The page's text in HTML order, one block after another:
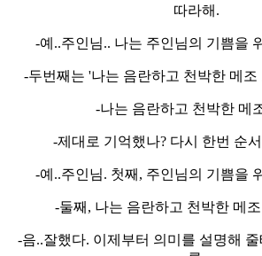
따라해.
-예..주인님.. 나는 주인님의 기쁨을
-두번째는 '나는 음란하고 천박한 메조
-나는 음란하고 천박한 메
-제대로 기억했나? 다시 한번 순
-예..주인님. 첫째, 주인님의 기쁨을
-둘째, 나는 음란하고 천박한 메
-음..잘했다. 이제부터 의미를 설명해